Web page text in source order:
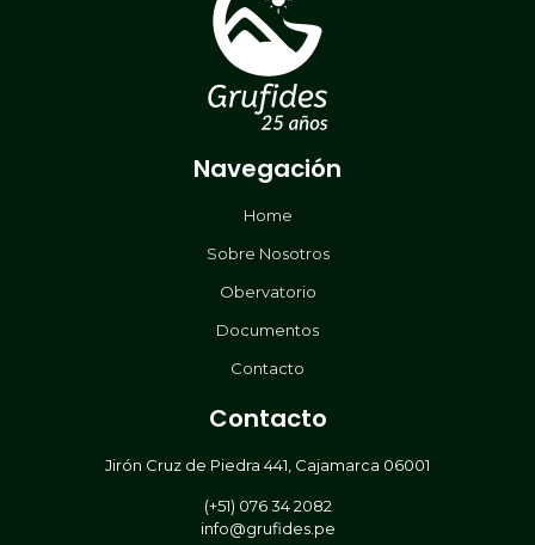
Navegación
Home
Sobre Nosotros
Obervatorio
Documentos
Contacto
Contacto
Jirón Cruz de Piedra 441, Cajamarca 06001
(+51) 076 34 2082
info@grufides.pe